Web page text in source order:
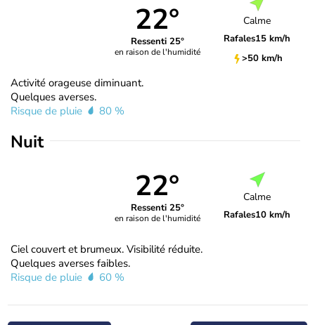
22°
Ressenti 25°
en raison de l'humidité
Calme
Rafales15 km/h
>50 km/h
Activité orageuse diminuant.
Quelques averses.
Risque de pluie
80 %
Nuit
22°
Ressenti 25°
en raison de l'humidité
Calme
Rafales10 km/h
Ciel couvert et brumeux. Visibilité réduite.
Quelques averses faibles.
Risque de pluie
60 %